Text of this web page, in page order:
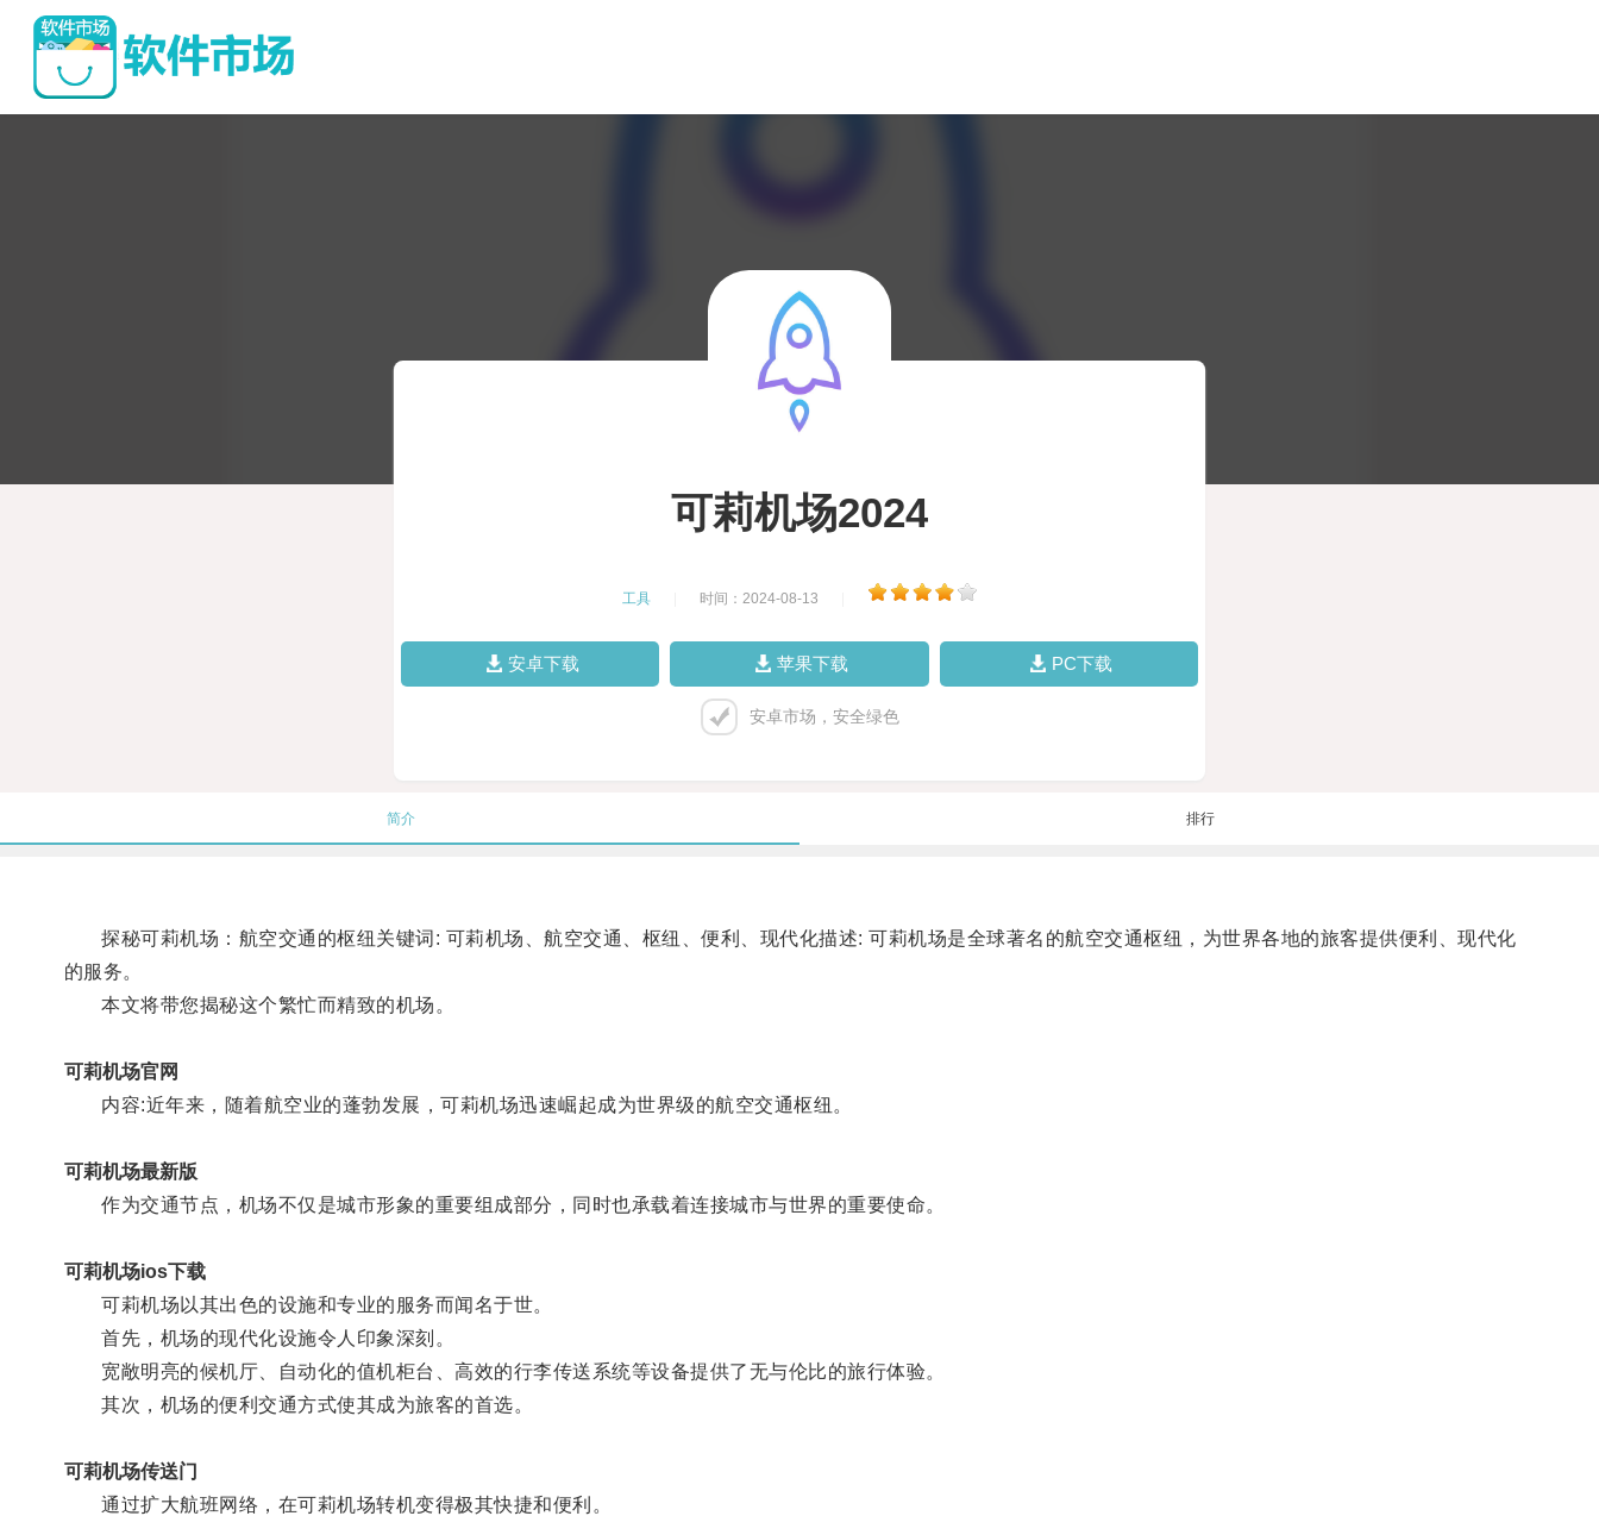
可莉机场2024
工具 时间：2024-08-13
安卓下载 苹果下载 PC下载
安卓市场，安全绿色
简介 排行
探秘可莉机场：航空交通的枢纽关键词: 可莉机场、航空交通、枢纽、便利、现代化描述: 可莉机场是全球著名的航空交通枢纽，为世界各地的旅客提供便利、现代化
的服务。
本文将带您揭秘这个繁忙而精致的机场。
可莉机场官网
内容:近年来，随着航空业的蓬勃发展，可莉机场迅速崛起成为世界级的航空交通枢纽。
可莉机场最新版
作为交通节点，机场不仅是城市形象的重要组成部分，同时也承载着连接城市与世界的重要使命。
可莉机场ios下载
可莉机场以其出色的设施和专业的服务而闻名于世。
首先，机场的现代化设施令人印象深刻。
宽敞明亮的候机厅、自动化的值机柜台、高效的行李传送系统等设备提供了无与伦比的旅行体验。
其次，机场的便利交通方式使其成为旅客的首选。
可莉机场传送门
通过扩大航班网络，在可莉机场转机变得极其快捷和便利。